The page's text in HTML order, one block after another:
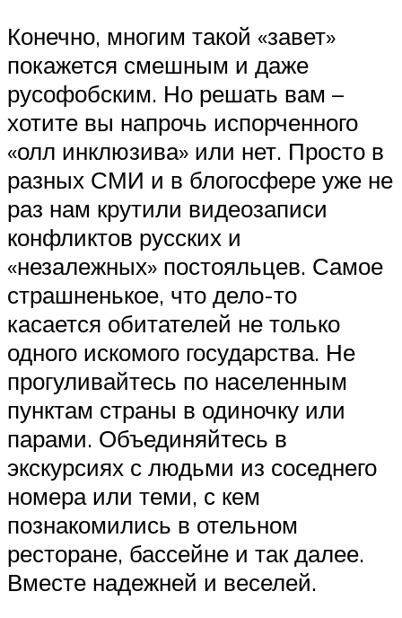
Конечно, многим такой «завет»
покажется смешным и даже
русофобским. Но решать вам –
хотите вы напрочь испорченного
«олл инклюзива» или нет. Просто в
разных СМИ и в блогосфере уже не
раз нам крутили видеозаписи
конфликтов русских и
«незалежных» постояльцев. Самое
страшненькое, что дело-то
касается обитателей не только
одного искомого государства. Не
прогуливайтесь по населенным
пунктам страны в одиночку или
парами. Объединяйтесь в
экскурсиях с людьми из соседнего
номера или теми, с кем
познакомились в отельном
ресторане, бассейне и так далее.
Вместе надежней и веселей.